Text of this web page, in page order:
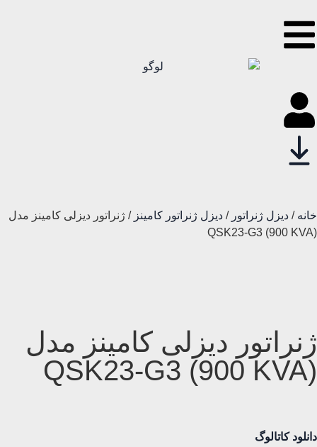
خانه / دیزل ژنراتور / دیزل ژنراتور کامینز / ژنراتور دیزلی کامینز مدل
QSK23-G3 (900 KVA)
ژنراتور دیزلی کامینز مدل
QSK23-G3 (900 KVA)
دانلود کاتالوگ